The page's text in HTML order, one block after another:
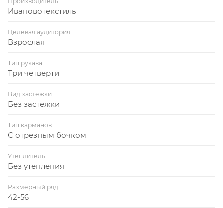
Ивановотекстиль
Целевая аудитория
Взрослая
Тип рукава
Три четверти
Вид застежки
Без застежки
Тип карманов
С отрезным бочком
Утеплитель
Без утепления
Размерный ряд
42-56